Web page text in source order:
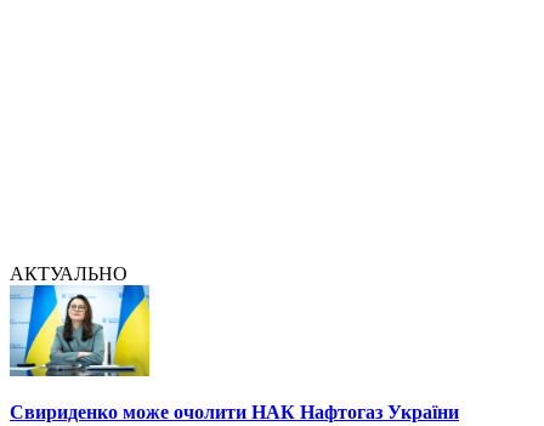
АКТУАЛЬНО
Свириденко може очолити НАК Нафтогаз України